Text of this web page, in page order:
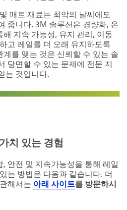
매트 재료는 최악의 날씨에도
줍니다. 3M 솔루션은 경량화, 온
지속 가능성, 유지 관리, 이동
고 레일를 더 오래 유지하도록
를 맺는 것은 신뢰할 수 있는 솔
당면할 수 있는 문제에 전문 지
는 것입니다.
치 있는 경험
안전 및 지속가능성을 통해 레일
는 방법은 다음과 같습니다. 더
해서는 아래 사이트를 방문하시